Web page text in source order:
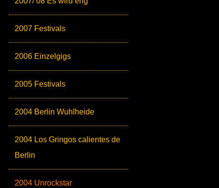
2007 Festivals
2006 Einzelgigs
2005 Festivals
2004 Berlin Wuhlheide
2004 Los Gringos calientes de
Berlin
2004 Unrockstar